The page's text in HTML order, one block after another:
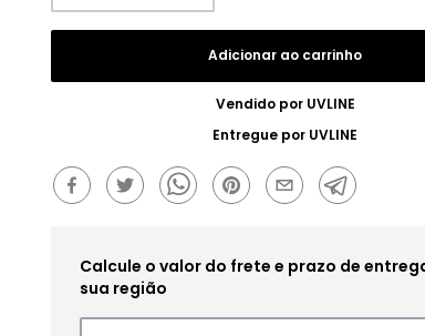
Adicionar ao carrinho
Vendido por UVLINE
Entregue por UVLINE